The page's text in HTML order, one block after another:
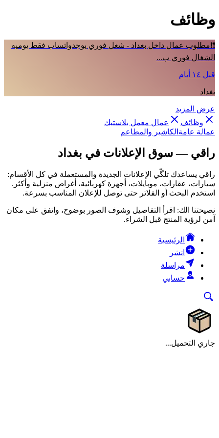
وظائف
❗❗مطلوب عمال داخل بغداد - شغل فوري يوجدواتساب فقط يوميه
الشغال فوري ب...
قبل ١٤ أيام
بغداد
عرض المزيد
وظائف
عمال معمل بلاستيك
عمالة عامة الكاشير والمطاعم
راقي — سوق الإعلانات في بغداد
راقي يساعدك تلگّي الإعلانات الجديدة والمستعملة في كل الأقسام:
سيارات، عقارات، موبايلات، أجهزة كهربائية، أغراض منزلية وأكثر.
استخدم البحث أو الفلاتر حتى توصل للإعلان المناسب بسرعة.
نصيحتنا الك: اقرأ التفاصيل وشوف الصور بوضوح، واتفق على مكان
آمن لرؤية المنتج قبل الشراء.
الرئيسية
انشر
مراسلة
حسابي
جاري التحميل...